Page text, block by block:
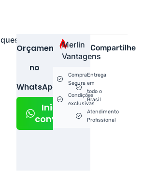
Orçamento
no
WhatsApp!
Iniciar
conversa
Compartilhe
Merlin
Vantagens
Compra
Segura
Condições
exclusivas
Entrega
em
todo o
Brasil
Atendimento
Profissional